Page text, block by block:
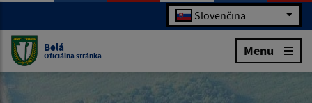
Slovenčina
Belá
Oficiálna stránka Menu